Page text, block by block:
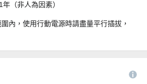
（非人為因素）
內，使用行動電源時請盡量平行插拔，